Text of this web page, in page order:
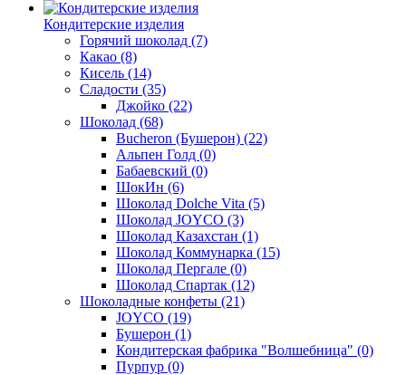
Кондитерские изделия
Горячий шоколад (7)
Какао (8)
Кисель (14)
Сладости (35)
Джойко (22)
Шоколад (68)
Bucheron (Бушерон) (22)
Альпен Голд (0)
Бабаевский (0)
ШокИн (6)
Шоколад Dolche Vita (5)
Шоколад JOYCO (3)
Шоколад Казахстан (1)
Шоколад Коммунарка (15)
Шоколад Пергале (0)
Шоколад Спартак (12)
Шоколадные конфеты (21)
JOYCO (19)
Бушерон (1)
Кондитерская фабрика "Волшебница" (0)
Пурпур (0)